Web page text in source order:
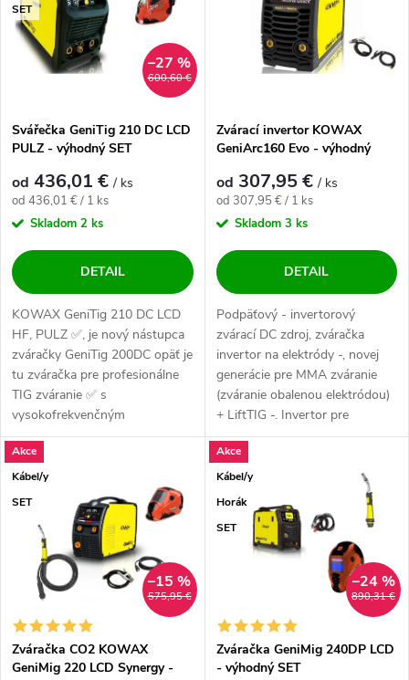
Abecedne
SET
600,60 €
–27 %
Svářečka GeniTig 210 DC LCD
PULZ - výhodný SET
od 436,01 €/ ks
Jednotková cena:
od 436,01 € / 1 ks
Skladom 2 ks
DETAIL
KOWAX GeniTig 210 DC LCD
HF, PULZ ✅, je nový nástupca
zváračky GeniTig 200DC opäť je
tu zváračka pre profesionálne
TIG zváranie ✅ s
vysokofrekvenčným
zapaľovaním oblúka HF....
Zvárací invertor KOWAX
GeniArc160 Evo - výhodný
od 307,95 €/ ks
Jednotková cena:
od 307,95 € / 1 ks
Skladom 3 ks
DETAIL
Podpäťový - invertorový
zvárací DC zdroj, zváračka
invertor na elektródy -, novej
generácie pre MMA zváranie
(zváranie obalenou elektródou)
+ LiftTIG -. Invertor pre
vysokú...
Akce
Kábel/y
SET
575,95 €
–15 %
Zváračka CO2 KOWAX
GeniMig 220 LCD Synergy -
Akce
Kábel/y
Horák
SET
890,31 €
–24 %
Zváračka GeniMig 240DP LCD
- výhodný SET